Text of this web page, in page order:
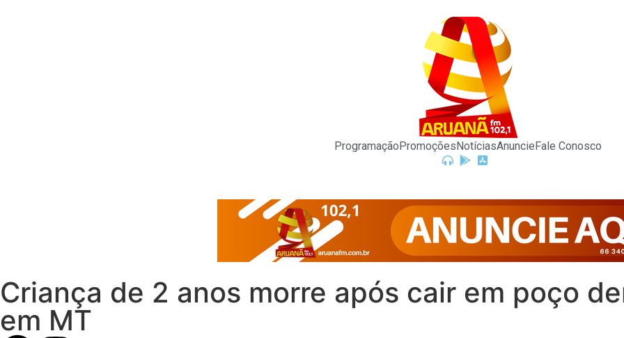
ProgramaçãoPromoçõesNotíciasAnuncieFale Conosco
Criança de 2 anos morre após cair em poço
em MT